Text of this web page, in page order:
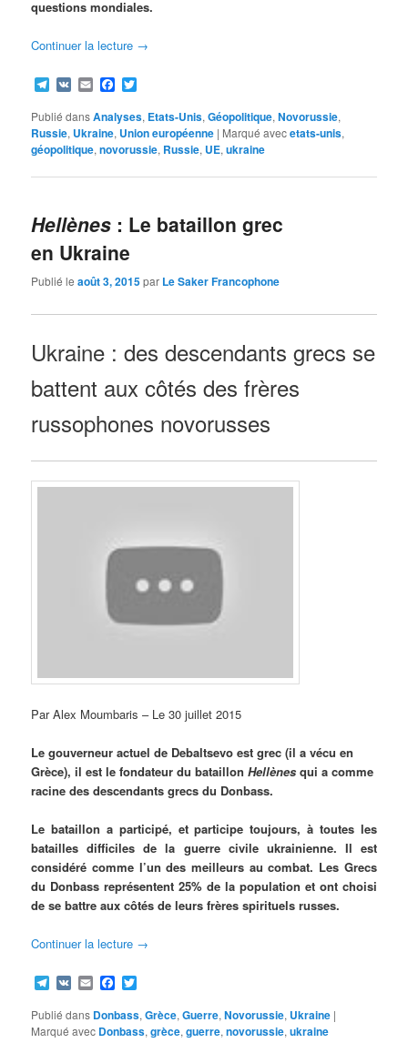
questions mondiales.
Continuer la lecture →
Telegram
VK EmailFacebook
Publié dansAnalyses, Etats-Unis,Géopolitique,Novorussie,
Russie, Ukraine, Union européenne | Marqué avecetats-unis,
géopolitique,novorussie, Russie, UE,ukraine
Hellènes : Le bataillon grec
en Ukraine
Publié leaoût 3, 2015par Le Saker Francophone
Ukraine : des descendants grecs se
battent aux côtés des frères
russophones novorusses
Par Alex Moumbaris – Le 30 juillet 2015
Le gouverneur actuel de Debaltsevo est grec (il a vécu en
Grèce), il est le fondateur du bataillonHellènes qui a comme
racine des descendants grecs du Donbass.
Le bataillon a participé, et participe toujours, à toutes les
batailles difficiles de la guerre civile ukrainienne. Il est
considéré comme l’un des meilleurs au combat. Les Grecs
du Donbass représentent 25% de la population et ont choisi
de se battre aux côtés de leurs frères spirituels russes.
Continuer la lecture →
Telegram
VK EmailFacebook
Publié dans Donbass,Grèce,Guerre,Novorussie, Ukraine |
Marqué avec Donbass,grèce,guerre,novorussie,ukraine